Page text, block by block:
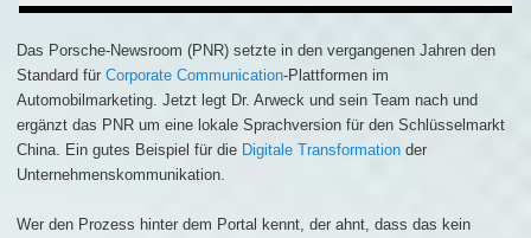
Das Porsche-Newsroom (PNR) setzte in den vergangenen Jahren den
Standard für Corporate Communication-Plattformen im
Automobilmarketing. Jetzt legt Dr. Arweck und sein Team nach und
ergänzt das PNR um eine lokale Sprachversion für den Schlüsselmarkt
China. Ein gutes Beispiel für die Digitale Transformation der
Unternehmenskommunikation.
Wer den Prozess hinter dem Portal kennt, der ahnt, dass das kein